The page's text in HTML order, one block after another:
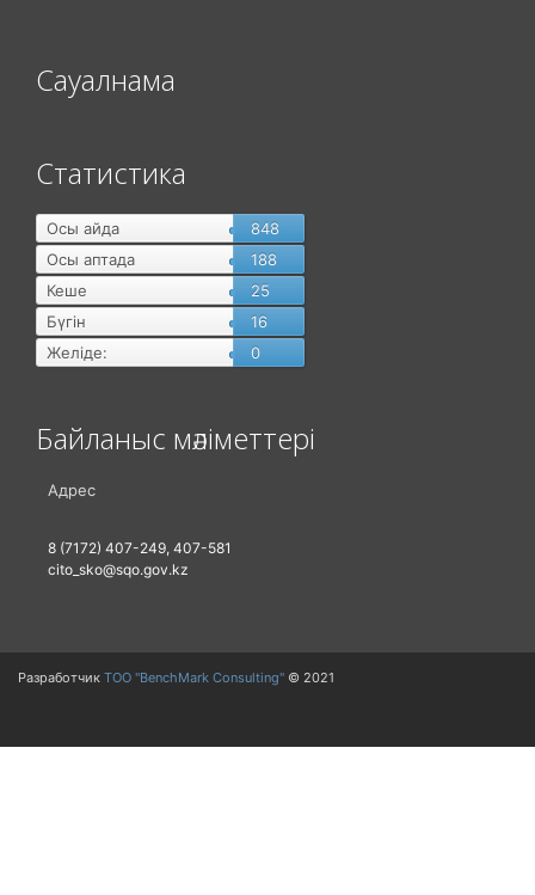
Сауалнама
Статистика
Осы айда
848
Осы аптада
188
Кеше
25
Бүгін
16
Желіде:
0
Байланыс мәліметтері
Адрес
8 (7172) 407-249, 407-581
cito_sko@sqo.gov.kz
Разработчик ТОО "BenchMark Consulting" © 2021